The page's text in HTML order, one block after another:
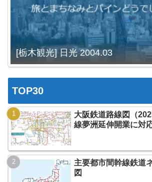
[栃木観光] 日光 2004.03
TOP30
大阪鉄道路線図（
線夢洲延伸開業に対応
主要都市間幹線鉄道
図